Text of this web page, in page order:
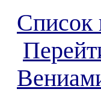
Список